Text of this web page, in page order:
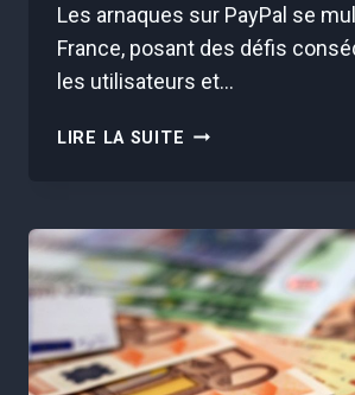
Les arnaques sur PayPal se
France, posant des défis
les utilisateurs et…
LIRE LA SUITE CETTE
DES
RAVAGES
EN
FRANCE,
VOICI
COMMENT